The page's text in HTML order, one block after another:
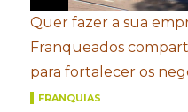
Quer fazer a sua
Franqueados
para fortalecer os
FRANQUIAS